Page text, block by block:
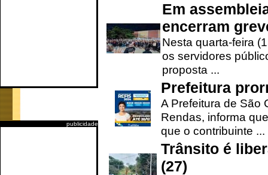
publicidade
Em
encerram
Nesta quarta-feira
os servidores
proposta ...
Prefeitura
A Prefeitura de São
Rendas, informa
que o contribuinte ...
Trânsito é
(27)